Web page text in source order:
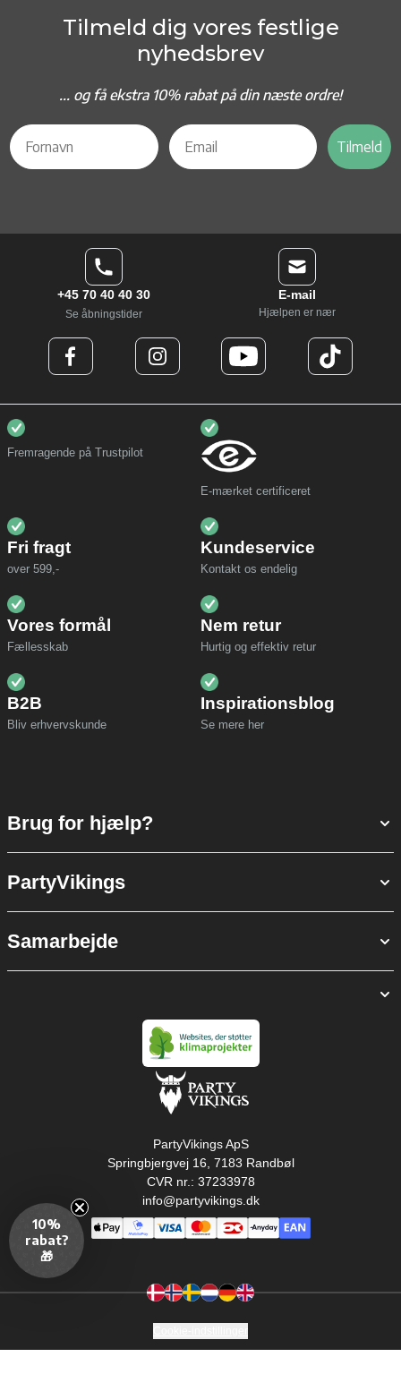
Tilmeld dig vores festlige
nyhedsbrev
... og få ekstra 10% rabat på din næste ordre!
Tilmeld
+45 70 40 40 30
Se åbningstider
E-mail
Hjælpen er nær
Fremragende på Trustpilot
E-mærket certificeret
Fri fragt
over 599,-
Kundeservice
Kontakt os endelig
Vores formål
Fællesskab
Nem retur
Hurtig og effektiv retur
B2B
Bliv erhvervskunde
Inspirationsblog
Se mere her
Brug for hjælp?
PartyVikings
Samarbejde
PartyVikings ApS
Springbjergvej 16, 7183 Randbøl
CVR nr.: 37233978
info@partyvikings.dk
10%
rabat?
🎁